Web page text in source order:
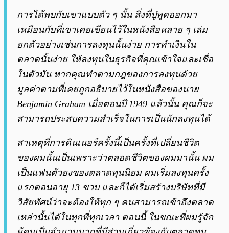
การได้พบกับเขาแบบตัว ๆ นั้น สิ่งที่ปู่พูดออกมา
เหมือนกับที่เขาเคยเขียนไว้ในหนังสือหลาย ๆ เล่ม
ยกตัวอย่างเช่นการลงทุนนั้นง่าย การทำเงินใน
ตลาดนั้นง่าย ให้ลงทุนในธุรกิจที่คุณเข้าใจและเชื่อ
ในตัวมัน หากคุณทำตามกฎของการลงทุนด้วย
มูลค่าตามที่เคยถูกอธิบายไว้ในหนังสือของนาย
Benjamin Graham เมื่อตอนปี 1949 แล้วนั้น คุณก็จะ
สามารถประสบความสำเร็จในการเป็นนักลงทุนได้
สาเหตุที่การดินเนอร์ครั้งนี้เป็นครั้งที่เปลี่ยนชีวิต
ของผมนั้นเป็นเพราะว่าตลอดชีวิตของผมมานั้น ผม
เป็นแฟนตัวยงของตลาดทุนนิยม ผมเริ่มลงทุนครั้ง
แรกตอนอายุ 13 ขวบ และก็ได้เริ่มสร้างบริษัทที่มี
วิสัยทัศน์ว่าจะต้องให้ทุก ๆ คนสามารถเข้าถึงตลาด
เหล่านั้นได้ในทุกที่ทุกเวลา ตอนนี้ ในขณะที่ผมรู้จัก